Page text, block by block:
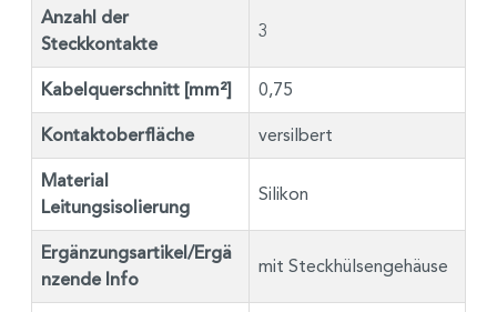
Anzahl der
Steckkontakte
3
Kabelquerschnitt [mm²] 0,75
Kontaktoberfläche versilbert
Material
Leitungsisolierung
Silikon
Ergänzungsartikel/Ergä
nzende Info
mit Steckhülsengehäuse